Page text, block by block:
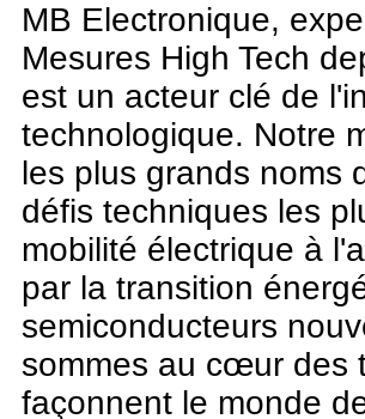
MB Electronique,
Mesures High Tech
est un acteur clé de
technologique. Notre
les plus grands noms
défis techniques les
mobilité électrique à
par la transition
semiconducteurs
sommes au cœur des
façonnent le monde